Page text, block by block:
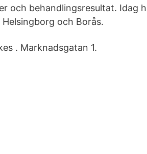
och behandlingsresultat. Idag
och Borås.
. Marknadsgatan 1.